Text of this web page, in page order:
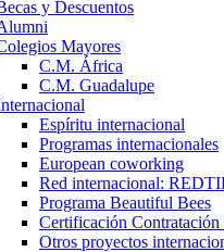
y Descuentos
Mayores
C.M. África
C.M. Guadalupe
Espíritu internacional
Programas internacionales
European coworking
Red internacional:
Programa Beautiful Bees
Certificación
Otros proyectos